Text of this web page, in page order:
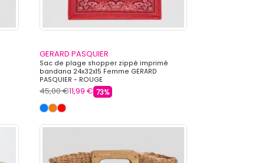
GERARD PASQUIER
Sac de plage shopper zippé imprimé
bandana 24x32x15 Femme GERARD
PASQUIER - ROUGE
45,00 €11,99 € 73%